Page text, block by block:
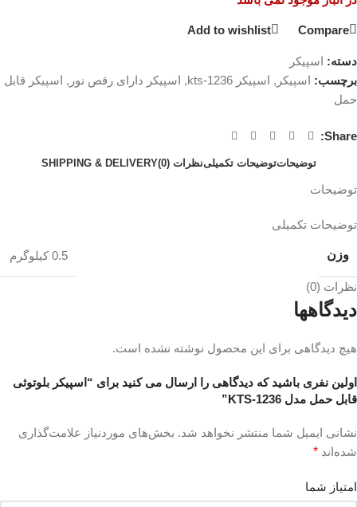
Compare
Add to wishlist
دسته: اسپیکر
برچسب: اسپیکر , اسپیکر kts-1236 , اسپیکر دارای رقص نور , اسپیکر قابل
حمل
Share:
توضیحاتتوضیحات تکمیلینظرات (0) SHIPPING & DELIVERY
توضیحات
توضیحات تکمیلی
وزن 0.5 کیلوگرم
نظرات (0)
دیدگاهها
هیچ دیدگاهی برای این محصول نوشته نشده است.
اولین نفری باشید که دیدگاهی را ارسال می کنید برای “اسپیکر بلوتوثی
قابل حمل مدل KTS-1236”
نشانی ایمیل شما منتشر نخواهد شد. بخش‌های موردنیاز علامت‌گذاری
شده‌اند *
امتیاز شما